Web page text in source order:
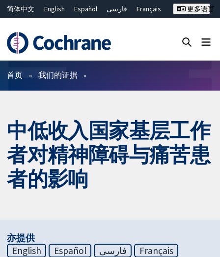
简体中文 English Español فارسی
Français
ไทย
繁體中文
更多语言
过滤
首页 我们的证据
中低收入国家基层工作
者对精神障碍与痛苦患
者的影响
亦提供
English
Español فارسی
Français